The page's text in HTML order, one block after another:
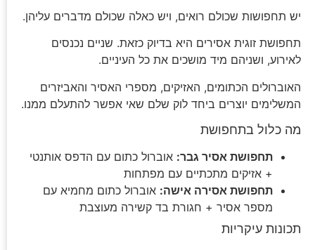
יש תחפושות שכולם רואים, ויש כאלה שכולם מדברים עליהן.
תחפושת זוגית אסירים היא בדיוק כזאת. שניים נכנסים
לאירוע, ושניהם מיד מושכים את כל העיניים.
האוברולים הכתומים, האזיקים, מספרי האסיר והאביזרים
המשלימים יוצרים ביחד לוק שלם שאי אפשר להתעלם ממנו.
מה כלול בתחפושת
תחפושת אסיר גבר: אוברול כתום עם הדפס אותנטי
+ אזיקים מתכתיים עם מפתחות
תחפושת אסירה אישה: אוברול כתום מחמיא עם
מספר אסיר + חגורת בד קשירה מעוצבת
תכונות עיקריות